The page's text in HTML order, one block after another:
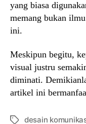
yang biasa
memang bukan
ini.
Meskipun begitu,
visual justru
diminati.
artikel ini
Tagsdesain